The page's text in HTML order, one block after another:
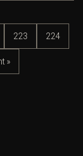
223 224
»